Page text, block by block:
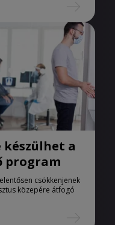
készülhet a
program
csökkenjenek
közepére átfogó